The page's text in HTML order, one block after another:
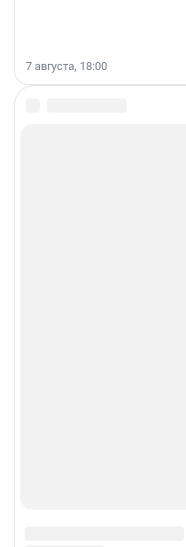
7 августа, 18:00